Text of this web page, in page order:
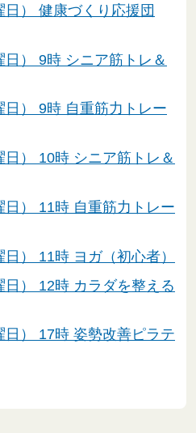
） 健康づくり応援団
） 9時 シニア筋トレ＆
） 9時 自重筋力トレー
） 10時 シニア筋トレ＆
） 11時 自重筋力トレー
） 11時 ヨガ（初心者）
） 12時 カラダを整える
） 17時 姿勢改善ピラテ